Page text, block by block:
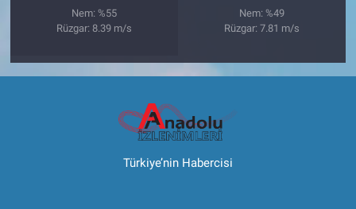
Nem: %55
Rüzgar: 8.39 m/s
Nem: %49
Rüzgar: 7.81 m/s
Türkiye’nin Habercisi